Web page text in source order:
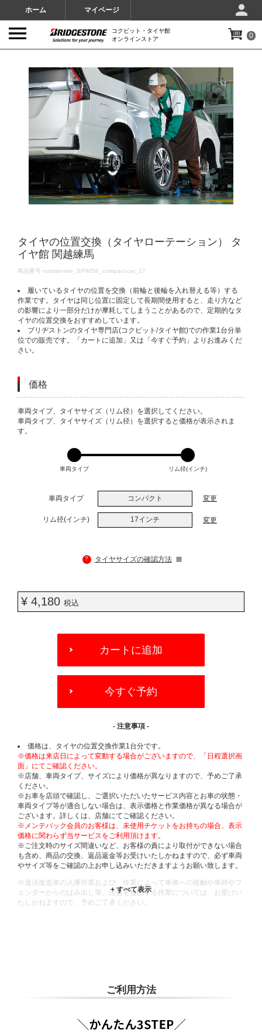
ホーム マイページ
コクピット・タイヤ館
オンラインストア
0
タイヤの位置交換（タイヤローテーション） タ
イヤ館 関越練馬
DETAILS
商品番号 rotation-tire_SP9056_compact-car_17
履いているタイヤの位置を交換（前輪と後輪を入れ替える等）する
作業です。タイヤは同じ位置に固定して長期間使用すると、走り方など
の影響により一部分だけが摩耗してしまうことがあるので、定期的なタ
イヤの位置交換をおすすめしています。
ブリヂストンのタイヤ専門店(コクピット/タイヤ館)での作業1台分単
位での販売です。「カートに追加」又は「今すぐ予約」よりお進みくだ
さい。
価格
VARIATIONS
車両タイプ、タイヤサイズ（リム径）を選択してください。
車両タイプ、タイヤサイズ（リム径）を選択すると価格が表示されま
す。
車両タイプ リム径(インチ)
車両タイプ コンパクト 変更
リム径(インチ) 17インチ 変更
? タイヤサイズの確認方法
¥ 4,180 税込
OPTIONS
カートに追加
今すぐ予約
- 注意事項 -
価格は、タイヤの位置交換作業1台分です。
※価格は来店日によって変動する場合がございますので、「日程選択画
面」にてご確認ください。
※店舗、車両タイプ、サイズにより価格が異なりますので、予めご了承
ください。
※お車を店頭で確認し、ご選択いただいたサービス内容とお車の状態・
車両タイプ等が適合しない場合は、表示価格と作業価格が異なる場合が
ございます。詳しくは、店舗にてご確認ください。
※メンテパック会員のお客様は、未使用チケットをお持ちの場合、表示
価格に関わらず当サービスをご利用頂けます。
※ご注文時のサイズ間違いなど、お客様の責により取付ができない場合
も含め、商品の交換、返品返金等お受けいたしかねますので、必ず車両
やサイズ等をご確認の上お申し込みいただきますようお願い致します。
※違法改造車の入庫作業および、作業によって車体への接触や車枠やフ
ェンダーからのはみ出し等、法規を逸脱する作業については、お受けい
たしかねますので、予めご了承ください。
ご利用方法